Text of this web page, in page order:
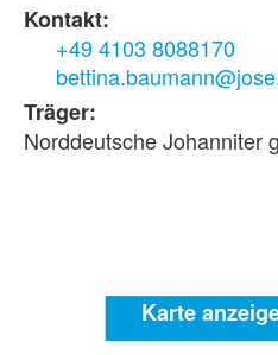
Kontakt:
+49 4103 8088170
Träger:
Norddeutsche Johanniter
Karte